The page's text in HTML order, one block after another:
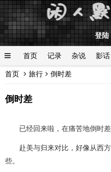
登陆
首页 记录 杂说 影话
登陆
首页 旅行 倒时差
倒时差
已经回来啦，在痛苦地倒时差
赴美与归来对比，好像从西
些。